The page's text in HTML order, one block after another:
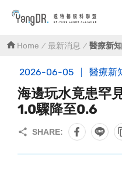
到主要內容
Home 最新消息 醫療新知
2026-06-05 醫療新
海邊玩水竟患罕
1.0驟降至0.6